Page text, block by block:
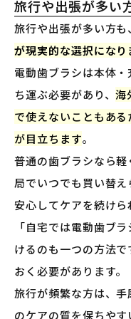
旅行や出張が多い
旅行や出張が多い方も、
が現実的な選択になり
電動歯ブラシは本体
ち運ぶ必要があり、海
で使えないこともあ
が目立ちます。
普通の歯ブラシなら
局でいつでも買い替
安心してケアを続けら
「自宅では電動歯ブ
けるのも一つの方法
おく必要があります。
旅行が頻繁な方は、
のケアの質を保ちやす